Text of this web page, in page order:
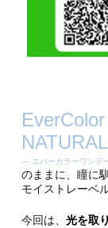
— エバーカラーワンデ
のままに、瞳に
モイストレーベ
今回は、 光を取